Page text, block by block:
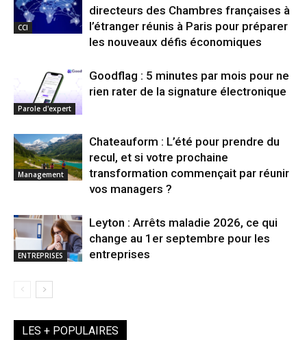
CCI
directeurs des Chambres françaises à
l’étranger réunis à Paris pour préparer
les nouveaux défis économiques
Parole d'expert
Goodflag : 5 minutes par mois pour ne
rien rater de la signature électronique
Management
Chateauform : L’été pour prendre du
recul, et si votre prochaine
transformation commençait par réunir
vos managers ?
ENTREPRISES
Leyton : Arrêts maladie 2026, ce qui
change au 1er septembre pour les
entreprises
LES + POPULAIRES